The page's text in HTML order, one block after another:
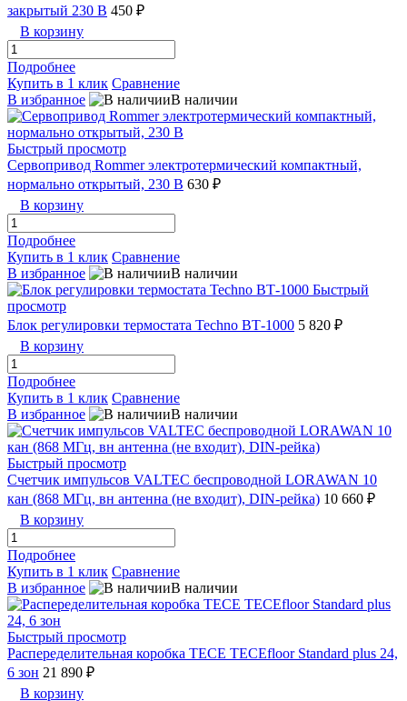
закрытый 230 В 450 ₽
В корзину
Подробнее
Купить в 1 клик Сравнение
В избранное
В наличии
Быстрый просмотр
Сервопривод Rommer электротермический компактный,
нормально открытый, 230 В 630 ₽
В корзину
Подробнее
Купить в 1 клик Сравнение
В избранное
В наличии
Быстрый
просмотр
Блок регулировки термостата Techno ВТ-1000 5 820 ₽
В корзину
Подробнее
Купить в 1 клик Сравнение
В избранное
В наличии
Быстрый просмотр
Счетчик импульсов VALTEC беспроводной LORAWAN 10
кан (868 МГц, вн антенна (не входит), DIN-рейка) 10 660 ₽
В корзину
Подробнее
Купить в 1 клик Сравнение
В избранное
В наличии
Быстрый просмотр
Распеределительная коробка TECE TECEfloor Standard plus 24,
6 зон 21 890 ₽
В корзину